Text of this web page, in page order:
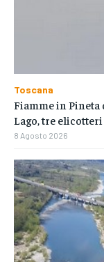
Toscana
Fiamme in Pineta
Lago, tre
8 Agosto 2026